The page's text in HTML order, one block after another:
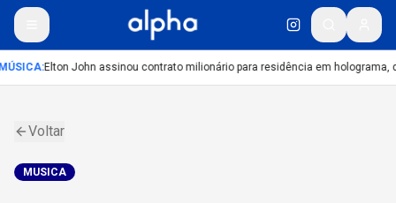
:Elton John assinou contrato milionário para residência em holograma,
Voltar
MUSICA